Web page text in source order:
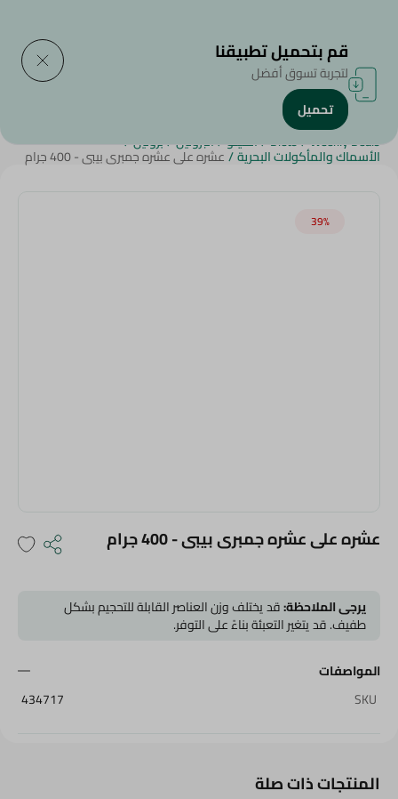
الرئيسية/الأطعمة المجمدة
Weekly Deals
/
Diets
/الكيتو/البروتين/بروتين/
الأسماك والمأكولات البحرية/عشره على عشره جمبرى بيبى - 400 جرام
39‎%‎
عشره على عشره جمبرى بيبى - 400 جرام
يرجى الملاحظة:قد يختلف وزن العناصر القابلة للتحجيم بشكل
طفيف. قد يتغير التعبئة بناءً على التوفر.
المواصفات
SKU
434717
المنتجات ذات صلة
قم بتحميل تطبيقنا
لتجربة تسوق أفضل
تحميل